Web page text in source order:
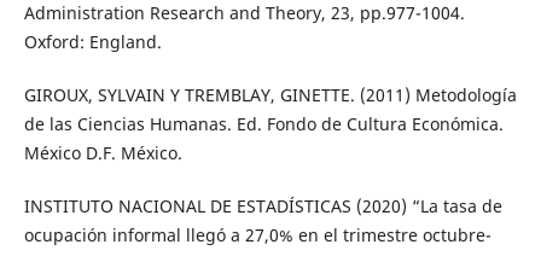
Administration Research and Theory, 23, pp.977-1004.
Oxford: England.
GIROUX, SYLVAIN Y TREMBLAY, GINETTE. (2011) Metodología
de las Ciencias Humanas. Ed. Fondo de Cultura Económica.
México D.F. México.
INSTITUTO NACIONAL DE ESTADÍSTICAS (2020) “La tasa de
ocupación informal llegó a 27,0% en el trimestre octubre-